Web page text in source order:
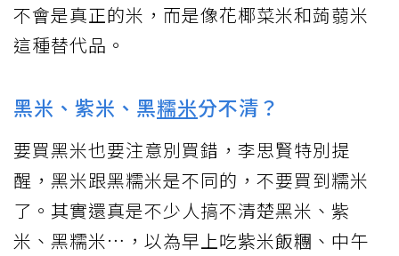
不會是真正的米，而是像花椰菜米和蒟蒻米
這種替代品。
黑米、紫米、黑糯米分不清？
要買黑米也要注意別買錯，李思賢特別提
醒，黑米跟黑糯米是不同的，不要買到糯米
了。其實還真是不少人搞不清楚黑米、紫
米、黑糯米…，以為早上吃紫米飯糰、中午